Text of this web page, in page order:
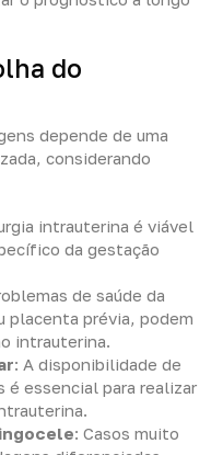
do
depende de uma
considerando
intrauterina é viável
da gestação
de saúde da
placenta prévia, podem
intrauterina.
: A disponibilidade de
essencial para realizar
: Casos muito